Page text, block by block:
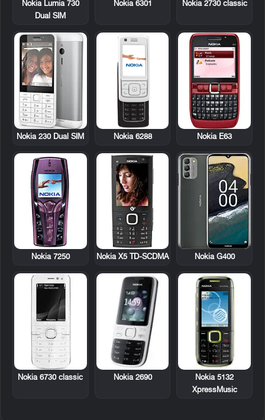
Nokia 2730 classic
Nokia 6301
Nokia Lumia 730
Dual SIM
Nokia E63
Nokia 6288
Nokia 230 Dual SIM
Nokia G400
Nokia X5 TD-SCDMA
Nokia 7250
Nokia 5132
XpressMusic
Nokia 2690
Nokia 6730 classic